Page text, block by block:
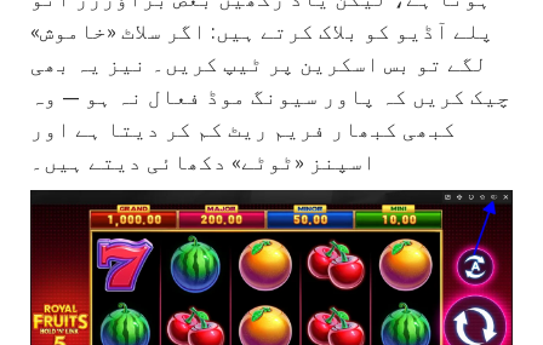
پلے آڈیو کو بلاک کرتے ہیں: اگر سلاٹ «خاموش»
لگے تو بس اسکرین پر ٹیپ کریں۔ نیز یہ بھی
چیک کریں کہ پاور سیونگ موڈ فعال نہ ہو — وہ
کبھی کبھار فریم ریٹ کم کر دیتا ہے اور
اسپنز «ٹوٹے» دکھائی دیتے ہیں۔